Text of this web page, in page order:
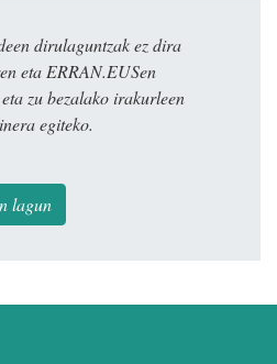
dirulaguntzak ez dira
eta ERRAN.EUSen
zu bezalako irakurleen
egiteko.
lagun